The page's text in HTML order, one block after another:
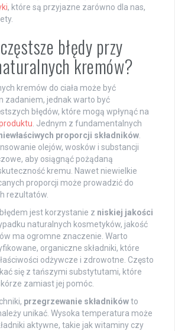
, które są przyjazne zarówno dla nas,
błędy przy
kremów?
kremów do ciała może być
zadaniem, jednak warto być
błędów, które mogą wpłynąć na
. Jednym z fundamentalnych
proporcji składników.
olejów, wosków i substancji
aby osiągnąć pożądaną
kremu. Nawet niewielkie
proporcji może prowadzić do
rezultatów.
jest korzystanie z niskiej jakości
naturalnych kosmetyków, jakość
ma ogromne znaczenie. Warto
organiczne składniki, które
odżywcze i zdrowotne. Często
się z tańszymi substytutami, które
zamiast jej pomóc.
przegrzewanie składnikówto
unikać. Wysoka temperatura może
aktywne, takie jak witaminy czy